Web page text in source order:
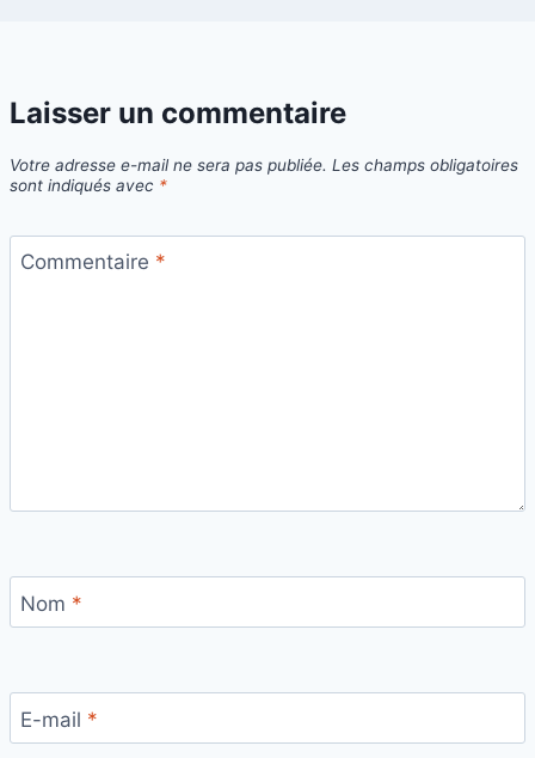
Laisser un commentaire
Votre adresse e-mail ne sera pas publiée. Les champs obligatoires
sont indiqués avec *
Commentaire *
Nom *
E-mail *